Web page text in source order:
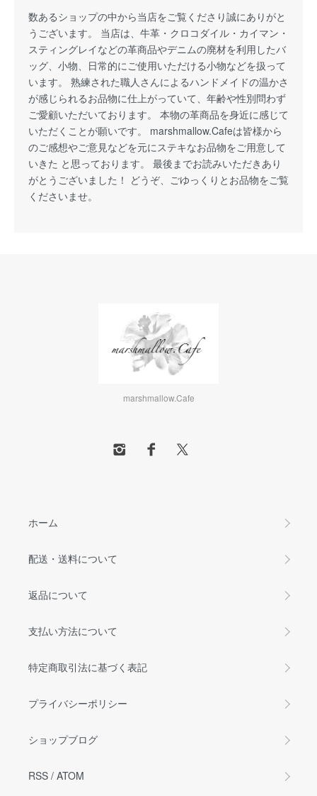
数あるショップの中から当店をご覧くださり誠にありがと
うございます。 当店は、牛革・クロコダイル・カイマン・
スティングレイなどの革商品やデニムの廃材を利用したバ
ッグ、小物、日常的にご使用いただける小物などを扱って
います。 熟練された職人さんによるハンドメイドの温かさ
が感じられるお品物に仕上がっていて、年齢や性別問わず
ご愛顧いただいております。 本物の革商品を身近に感じて
いただくことが願いです。 marshmallow.Cafeは皆様から
のご感想やご意見などを元にステキなお品物をご用意して
いきた と思っております。 最後までお読みいただきあり
がとうございました！ どうぞ、ごゆっくりとお品物をご覧
くださいませ。
marshmallow.Cafe
ホーム
配送・送料について
返品について
支払い方法について
特定商取引法に基づく表記
プライバシーポリシー
ショップブログ
RSS / ATOM